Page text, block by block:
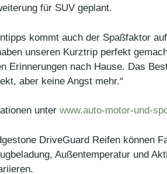
für SUV geplant.
kommt auch der Spaßfaktor
unseren Kurztrip perfekt
Erinnerungen nach Hause. Das
aber keine Angst mehr.“
unter www.auto-motor-und-
DriveGuard Reifen können
Außentemperatur und